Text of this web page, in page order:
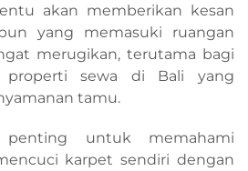
akan memberikan kesan
yang memasuki ruangan
merugikan, terutama bagi
sewa di Bali yang
tamu.
untuk memahami
karpet sendiri dengan